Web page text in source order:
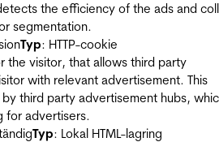
the efficiency of the ads and
segmentation.
Typ: HTTP-cookie
the visitor, that allows third party
with relevant advertisement. This
third party advertisement hubs,
for advertisers.
Typ: Lokal HTML-lagring